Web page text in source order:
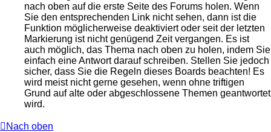
nach oben auf die erste Seite des Forums holen. Wenn
Sie den entsprechenden Link nicht sehen, dann ist die
Funktion möglicherweise deaktiviert oder seit der letzten
Markierung ist nicht genügend Zeit vergangen. Es ist
auch möglich, das Thema nach oben zu holen, indem Sie
einfach eine Antwort darauf schreiben. Stellen Sie jedoch
sicher, dass Sie die Regeln dieses Boards beachten! Es
wird meist nicht gerne gesehen, wenn ohne triftigen
Grund auf alte oder abgeschlossene Themen geantwortet
wird.
Nach oben